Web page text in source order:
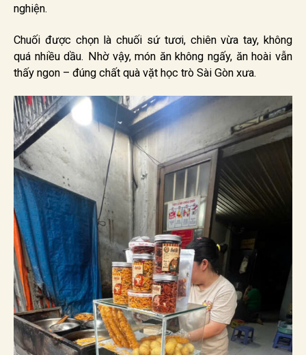
nghiện.
Chuối được chọn là chuối sứ tươi, chiên vừa tay, không
quá nhiều dầu. Nhờ vậy, món ăn không ngấy, ăn hoài vẫn
thấy ngon – đúng chất quà vặt học trò Sài Gòn xưa.